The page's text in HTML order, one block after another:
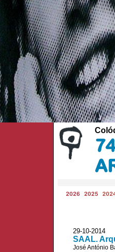
2026 2025
29-10-2014
SAAL.
José António